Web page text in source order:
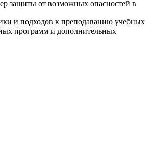
защиты от возможных опасностей в
и подходов к преподаванию учебных
программ и дополнительных